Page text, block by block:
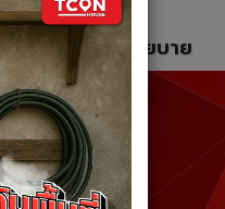
ติดต่อเรา นโยบาย